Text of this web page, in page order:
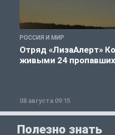
РОССИЯ И МИР
Отряд «ЛизаАлерт»
живыми 24
08 августа 09:15
Полезно знать